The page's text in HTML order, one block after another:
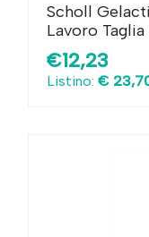
Scholl
Lavoro
€12,23
Listino: €